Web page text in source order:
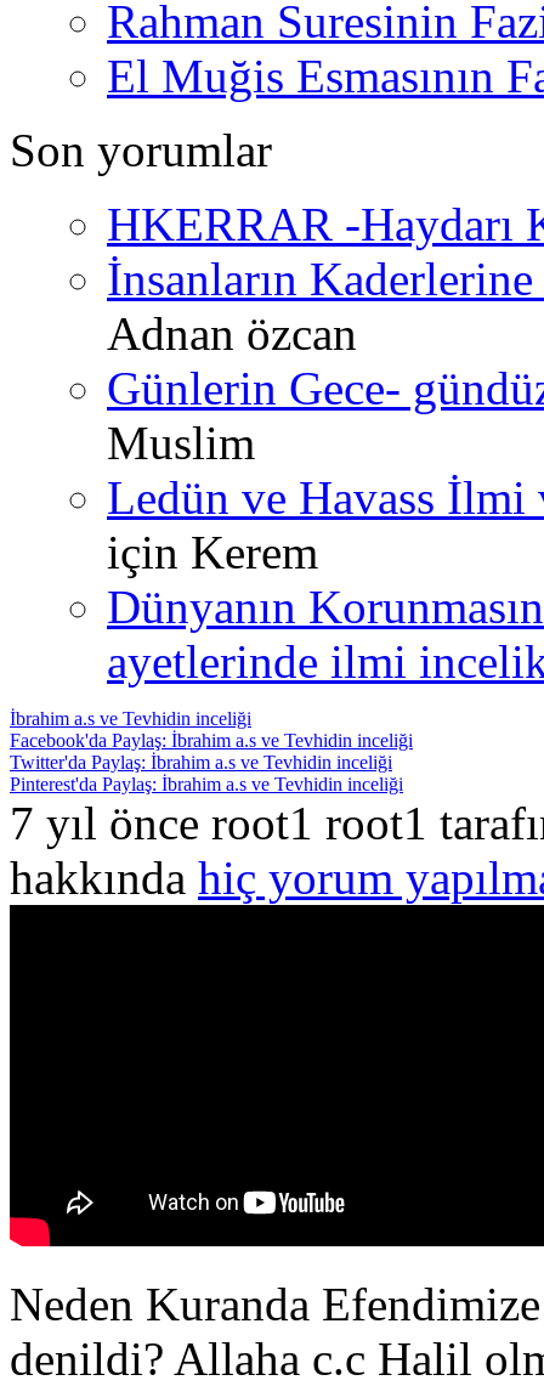
Rahman Suresinin
El Muğis Esmasının
Son yorumlar
HKERRAR -Haydarı
İnsanların
Adnan özcan
Günlerin Gece-
Muslim
Ledün ve Havass İlmi
için Kerem
Dünyanın
ayetlerinde ilmi
İbrahim a.s ve Tevhidin inceliği
Facebook'da Paylaş: İbrahim a.s ve Tevhidin inceliği
Twitter'da Paylaş: İbrahim a.s ve Tevhidin inceliği
Pinterest'da Paylaş: İbrahim a.s ve Tevhidin inceliği
7 yıl önce root1 root1
hakkında hiç yorum
Neden Kuranda
denildi? Allaha c.c Halil